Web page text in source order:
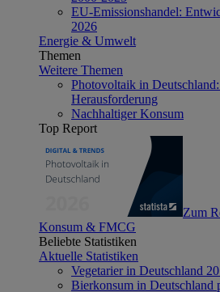
EU-Emissionshandel:
2026
Energie & Umwelt
Themen
Weitere Themen
Photovoltaik in
Herausforderung
Nachhaltiger Konsum
Top Report
Zum
Konsum & FMCG
Beliebte Statistiken
Aktuelle Statistiken
Vegetarier in Deutschland
Bierkonsum in Deutschland